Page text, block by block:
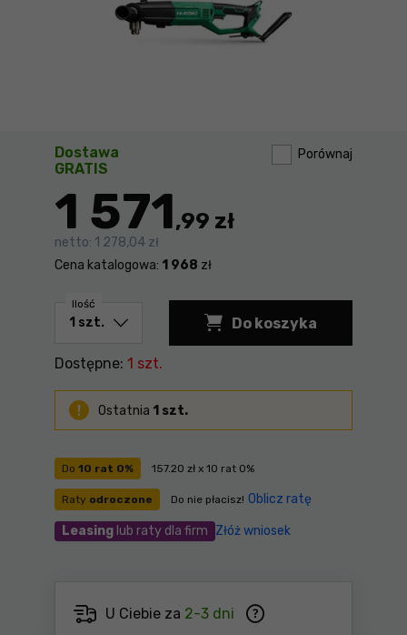
Dostawa
GRATIS
Porównaj
1 571,99 zł
netto: 1 278,04 zł
Cena katalogowa: 1 968 zł
Do 10 rat 0% 157.20 zł x 10 rat 0%
Raty odroczone Do nie płacisz! Oblicz ratę
Leasing lub raty dla firm Złóż wniosek
Ilość
Do koszyka
Wiertarka kątowa
Dostępne: 1 szt.
Ostatnia 1 szt.
U Ciebie za 2-3 dni